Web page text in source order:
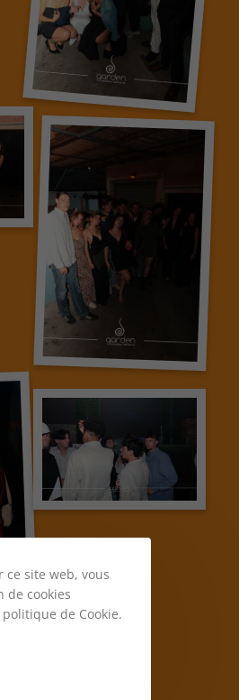
ce site web, vous
de cookies
de Cookie.